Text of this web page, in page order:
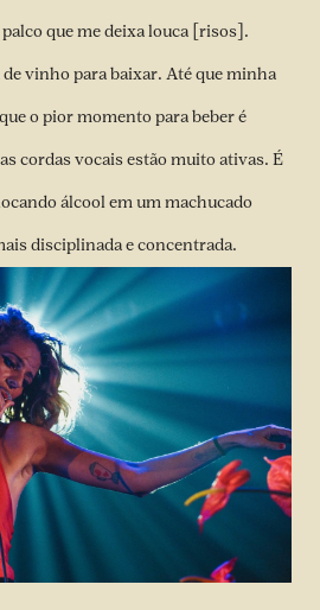
que me deixa louca [risos].
vinho para baixar. Até que minha
o pior momento para beber é
cordas vocais estão muito ativas. É
álcool em um machucado
disciplinada e concentrada.